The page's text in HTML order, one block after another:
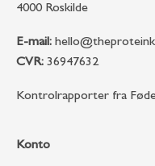
4000 Roskilde
E-mail:
CVR:36947632
Kontrolrapporter fra
Konto